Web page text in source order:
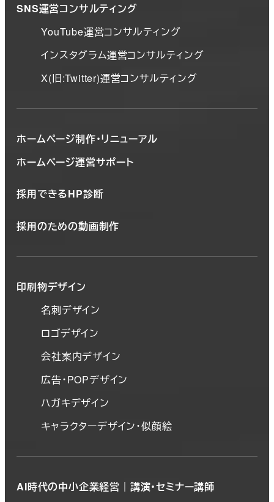
SNS運営コンサルティング
YouTube運営コンサルティング
インスタグラム運営コンサルティング
X(旧:Twitter)運営コンサルティング
ホームページ制作・リニューアル
ホームページ運営サポート
採用できるHP診断
採用のための動画制作
印刷物デザイン
名刺デザイン
ロゴデザイン
会社案内デザイン
広告・POPデザイン
ハガキデザイン
キャラクターデザイン・似顔絵
AI時代の中小企業経営｜講演・セミナー講師